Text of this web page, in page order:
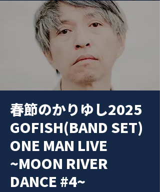
春節のかりゆし2025
GOFISH(BAND SET)
ONE MAN LIVE
~MOON RIVER
DANCE #4~